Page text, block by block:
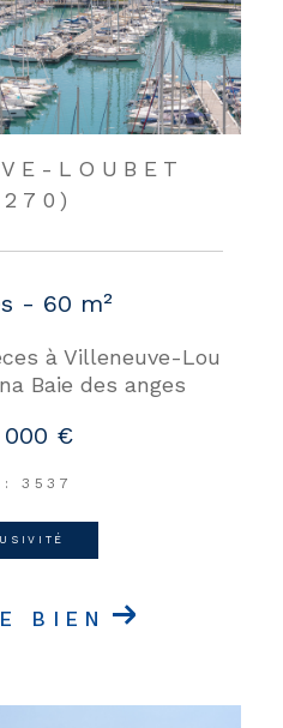
LOUBET
- 60 m²
à Villeneuve-Lou
Baie des anges
000 €
: 3537
BIEN